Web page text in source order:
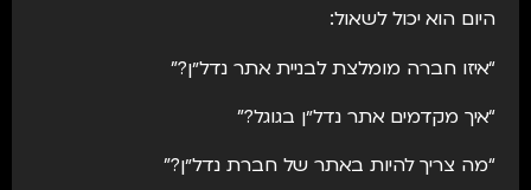
היום הוא יכול לשאול:
“איזו חברה מומלצת לבניית אתר נדל״ן?”
“איך מקדמים אתר נדל״ן בגוגל?”
“מה צריך להיות באתר של חברת נדל״ן?”